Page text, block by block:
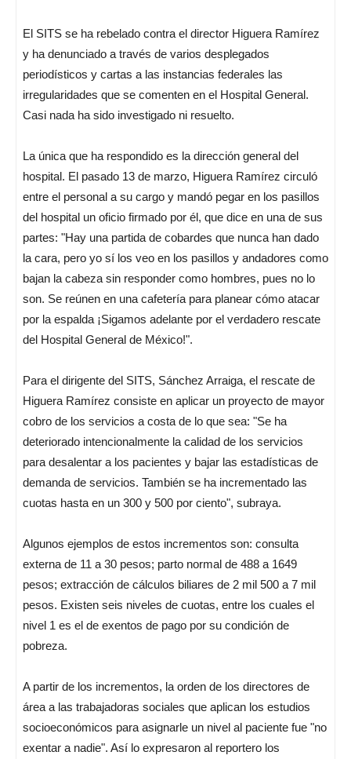
El SITS se ha rebelado contra el director Higuera Ramírez
y ha denunciado a través de varios desplegados
periodísticos y cartas a las instancias federales las
irregularidades que se comenten en el Hospital General.
Casi nada ha sido investigado ni resuelto.
La única que ha respondido es la dirección general del
hospital. El pasado 13 de marzo, Higuera Ramírez circuló
entre el personal a su cargo y mandó pegar en los pasillos
del hospital un oficio firmado por él, que dice en una de sus
partes: "Hay una partida de cobardes que nunca han dado
la cara, pero yo sí los veo en los pasillos y andadores como
bajan la cabeza sin responder como hombres, pues no lo
son. Se reúnen en una cafetería para planear cómo atacar
por la espalda ¡Sigamos adelante por el verdadero rescate
del Hospital General de México!".
Para el dirigente del SITS, Sánchez Arraiga, el rescate de
Higuera Ramírez consiste en aplicar un proyecto de mayor
cobro de los servicios a costa de lo que sea: "Se ha
deteriorado intencionalmente la calidad de los servicios
para desalentar a los pacientes y bajar las estadísticas de
demanda de servicios. También se ha incrementado las
cuotas hasta en un 300 y 500 por ciento", subraya.
Algunos ejemplos de estos incrementos son: consulta
externa de 11 a 30 pesos; parto normal de 488 a 1649
pesos; extracción de cálculos biliares de 2 mil 500 a 7 mil
pesos. Existen seis niveles de cuotas, entre los cuales el
nivel 1 es el de exentos de pago por su condición de
pobreza.
A partir de los incrementos, la orden de los directores de
área a las trabajadoras sociales que aplican los estudios
socioeconómicos para asignarle un nivel al paciente fue "no
exentar a nadie". Así lo expresaron al reportero los